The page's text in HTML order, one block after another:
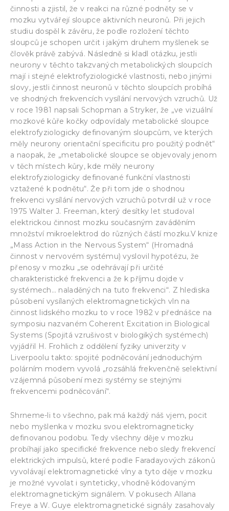
činnosti a zjistil, že v reakci na různé podněty se v
mozku vytvářejí sloupce aktivních neuronů. Při jejich
studiu dospěl k závěru, že podle rozložení těchto
sloupců je schopen určit i jakým druhem myšlenek se
člověk právě zabývá. Následně si kladl otázku, jestli
neurony v těchto takzvaných metabolických sloupcích
mají i stejné elektrofyziologické vlastnosti, nebo jinými
slovy, jestli činnost neuronů v těchto sloupcích probíhá
ve shodných frekvencích vysílání nervových vzruchů. Už
v roce 1981 napsali Schopman a Stryker, že „ve vizuální
mozkové kůře kočky odpovídaly metabolické sloupce
elektrofyziologicky definovaným sloupcům, ve kterých
měly neurony orientační specificitu pro použitý podnět“
a naopak, že „metabolické sloupce se objevovaly jenom
v těch místech kůry, kde měly neurony
elektrofyziologicky definované funkční vlastnosti
vztažené k podnětu“. Že při tom jde o shodnou
frekvenci vysílání nervových vzruchů potvrdil už v roce
1975 Walter J. Freeman, který desítky let studoval
elektrickou činnost mozku současným zaváděním
množství mikroelektrod do různých částí mozku.V knize
„Mass Action in the Nervous System“ (Hromadná
činnost v nervovém systému) vyslovil hypotézu, že
přenosy v mozku „se odehrávají při určité
charakteristické frekvenci a že k příjmu dojde v
systémech… naladěných na tuto frekvenci“. Z hlediska
působení vysílaných elektromagnetických vln na
činnost lidského mozku to v roce 1982 v přednášce na
symposiu nazvaném Coherent Excitation in Biological
Systems (Spojitá vzrušivost v biologikých systémech)
vyjádřil H. Frohlich z oddělení fyziky univerzity v
Liverpoolu takto: spojité podněcování jednoduchým
polárním modem vyvolá „rozsáhlá frekvenčně selektivní
vzájemná působení mezi systémy se stejnými
frekvencemi podněcování“.
Shrneme-li to všechno, pak má každý náš vjem, pocit
nebo myšlenka v mozku svou elektromagneticky
definovanou podobu. Tedy všechny děje v mozku
probíhají jako specifické frekvence nebo sledy frekvencí
elektrických impulsů, které podle Faradayových zákonů
vyvolávají elektromagnetické vlny a tyto děje v mozku
je možné vyvolat i synteticky, vhodně kódovaným
elektromagnetickým signálem. V pokusech Allana
Freye a W. Guye elektromagnetické signály zasahovaly